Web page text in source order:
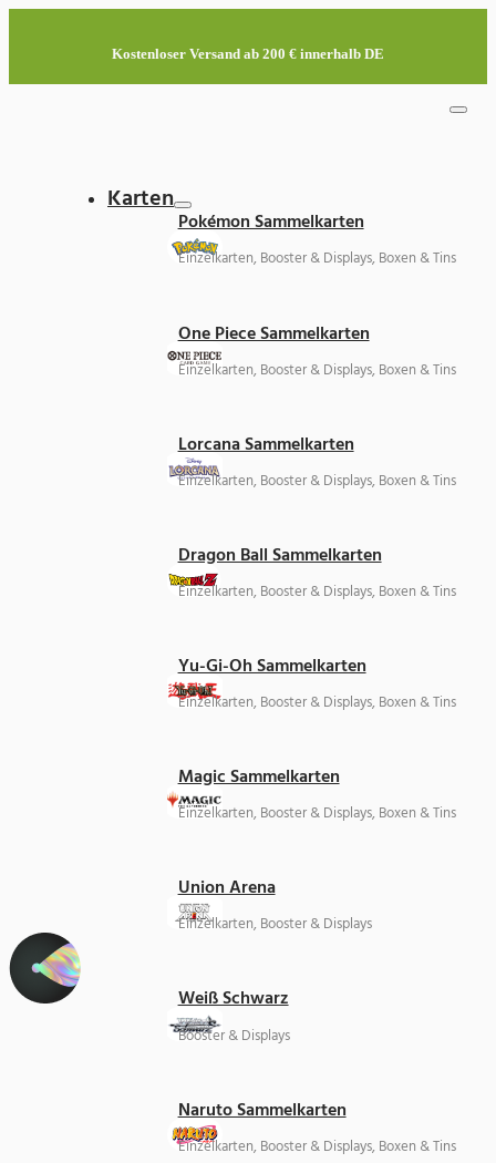
Kostenloser Versand ab 200 € innerhalb DE
Karten
Pokémon Sammelkarten
Einzelkarten, Booster & Displays, Boxen & Tins
One Piece Sammelkarten
Einzelkarten, Booster & Displays, Boxen & Tins
Lorcana Sammelkarten
Einzelkarten, Booster & Displays, Boxen & Tins
Dragon Ball Sammelkarten
Einzelkarten, Booster & Displays, Boxen & Tins
Yu-Gi-Oh Sammelkarten
Einzelkarten, Booster & Displays, Boxen & Tins
Magic Sammelkarten
Einzelkarten, Booster & Displays, Boxen & Tins
Union Arena
Einzelkarten, Booster & Displays
Weiß Schwarz
Booster & Displays
Naruto Sammelkarten
Einzelkarten, Booster & Displays, Boxen & Tins